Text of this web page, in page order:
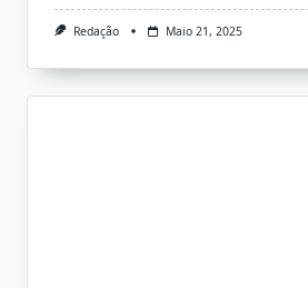
Redação Maio 21, 2025